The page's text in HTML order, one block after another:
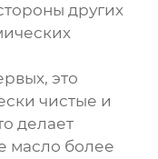
других
это
чистые и
делает
масло более